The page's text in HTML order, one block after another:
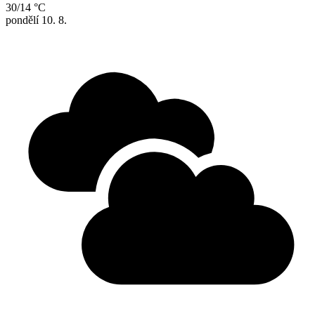
30/14 °C
pondělí 10. 8.